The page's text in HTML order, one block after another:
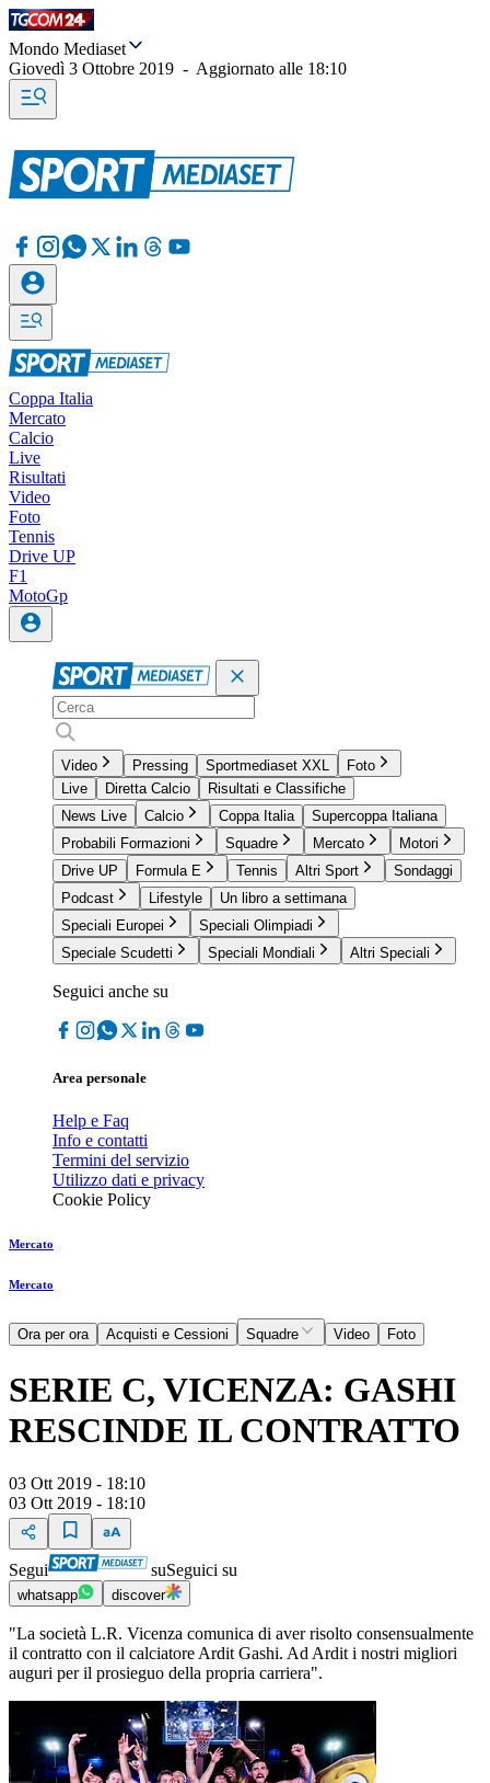
Mondo Mediaset
Giovedì 3 Ottobre 2019 - Aggiornato alle 18:10
Coppa Italia
Mercato
Calcio
Live
Risultati
Video
Foto
Tennis
Drive UP
F1
MotoGp
Video Pressing Sportmediaset XXL
Foto
Live
Diretta Calcio
Risultati e Classifiche
News Live
Calcio Coppa Italia
Supercoppa Italiana
Probabili Formazioni
Squadre Mercato
Motori
Drive UP
Formula E Tennis Altri Sport
Sondaggi
Podcast
Lifestyle
Un libro a settimana
Speciali Europei
Speciali Olimpiadi
Speciale Scudetti
Speciali Mondiali Altri Speciali
Seguici anche su
Area personale
Help e Faq
Info e contatti
Termini del servizio
Utilizzo dati e privacy
Cookie Policy
Mercato
Mercato
Ora per ora Acquisti e Cessioni Squadre Video Foto
SERIE C, VICENZA: GASHI
RESCINDE IL CONTRATTO
03 Ott 2019 - 18:10
03 Ott 2019 - 18:10
Segui suSeguici su
whatsapp discover
"La società L.R. Vicenza comunica di aver risolto consensualmente
il contratto con il calciatore Ardit Gashi. Ad Ardit i nostri migliori
auguri per il prosieguo della propria carriera".